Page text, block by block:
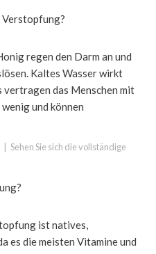
Verstopfung?
regen den Darm an und
Kaltes Wasser wirkt
vertragen das Menschen mit
und können
Sehen Sie sich die vollständige
ist natives,
es die meisten Vitamine und